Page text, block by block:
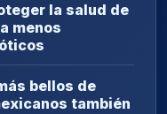
la salud de
menos
bellos de
también